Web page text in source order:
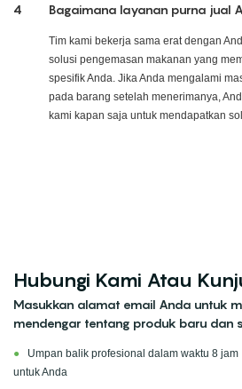
4 Bagaimana layanan purna jual
Tim kami bekerja sama erat dengan
solusi pengemasan makanan yang
spesifik Anda. Jika Anda mengalami
pada barang setelah menerimanya,
kami kapan saja untuk mendapatkan
Hubungi Kami Atau
Masukkan alamat email Anda untuk
mendengar tentang produk baru dan
● Umpan balik profesional dalam waktu 8
untuk Anda